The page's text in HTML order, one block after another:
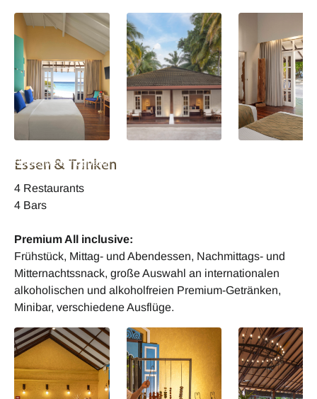
Select Meedhupparu
Essen & Trinken
4 Restaurants
4 Bars
Premium All inclusive:
Frühstück, Mittag- und Abendessen, Nachmittags- und
Mitternachtssnack, große Auswahl an internationalen
alkoholischen und alkoholfreien Premium-Getränken,
Minibar, verschiedene Ausflüge.